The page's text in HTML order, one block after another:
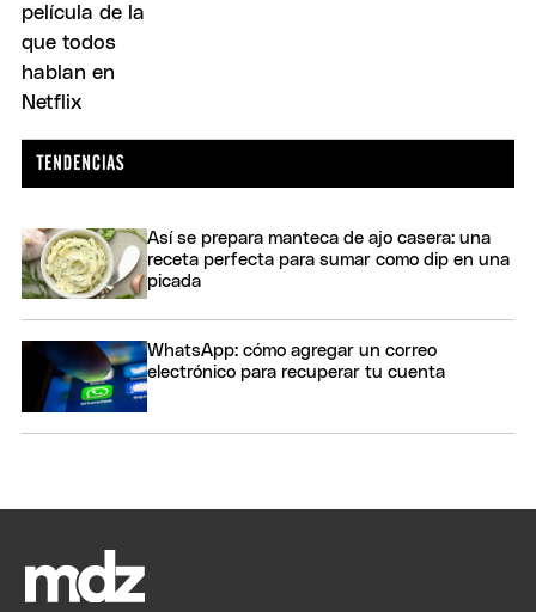
Así se prepara manteca de ajo casera: una
receta perfecta para sumar como dip en una
picada
WhatsApp: cómo agregar un correo
electrónico para recuperar tu cuenta